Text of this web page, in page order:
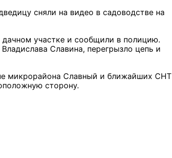
сняли на видео в садоводстве на
участке и сообщили в полицию.
Славина, перегрызло цепь и
микрорайона Славный и ближайших СНТ
сторону.